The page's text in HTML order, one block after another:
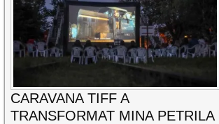
CARAVANA TIFF A
TRANSFORMAT MINA PETRILA